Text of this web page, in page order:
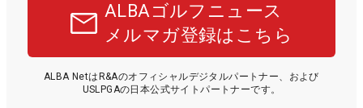
ALBAゴルフニュース
メルマガ登録はこちら
ALBA NetはR&Aのオフィシャルデジタルパートナー、および
USLPGAの日本公式サイトパートナーです。